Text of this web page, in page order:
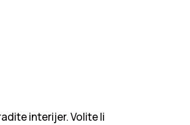
interijer. Volite li